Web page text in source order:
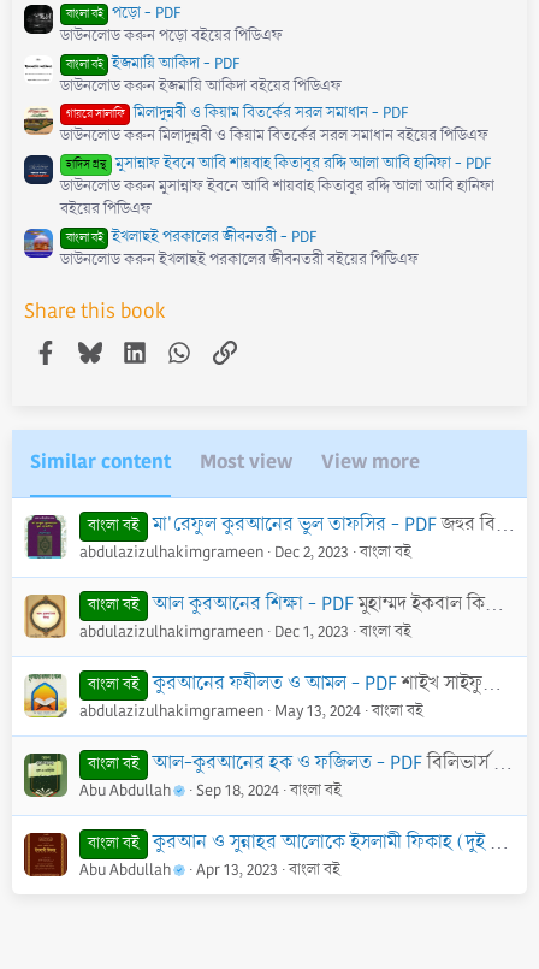
)
বাংলা বই পড়ো - PDF
ডাউনলোড করুন পড়ো বইয়ের পিডিএফ
বাংলা বই ইজমায়ি আকিদা - PDF
ডাউনলোড করুন ইজমায়ি আকিদা বইয়ের পিডিএফ
গায়রে সালাফি মিলাদুন্নবী ও কিয়াম বিতর্কের সরল সমাধান - PDF
ডাউনলোড করুন মিলাদুন্নবী ও কিয়াম বিতর্কের সরল সমাধান বইয়ের পিডিএফ
হাদিস গ্রন্থ মুসান্নাফ ইবনে আবি শায়বাহ কিতাবুর রদ্দি আলা আবি হানিফা - PDF
ডাউনলোড করুন মুসান্নাফ ইবনে আবি শায়বাহ কিতাবুর রদ্দি আলা আবি হানিফা
বইয়ের পিডিএফ
বাংলা বই ইখলাছই পরকালের জীবনতরী - PDF
ডাউনলোড করুন ইখলাছই পরকালের জীবনতরী বইয়ের পিডিএফ
Share this book
Facebook
BlueskyLinkedInWhatsApp
Link
Similar content Most view View more
বাংলা বই মা'রেফুল কুরআনের ভুল তাফসির - PDFজহুর বিন উসমান
abdulazizulhakimgrameen Dec 2, 2023 বাংলা বই
বাংলা বই আল কুরআনের শিক্ষা - PDFমুহাম্মদ ইকবাল কিলানী
abdulazizulhakimgrameen Dec 1, 2023 বাংলা বই
বাংলা বই কুরআনের ফযীলত ও আমল - PDFশাইখ সাইফুদ্দীন বেলাল মাদানী
abdulazizulhakimgrameen May 13, 2024 বাংলা বই
বাংলা বই আল-কুরআনের হক ও ফজিলত - PDFবিলিভার্স ভিশন টিম
Abu Abdullah Sep 18, 2024 বাংলা বই
বাংলা বই কুরআন ও সুন্নাহর আলোকে ইসলামী ফিকাহ (দুই খণ্ড একত্রে) - PDF
Abu Abdullah Apr 13, 2023 বাংলা বই